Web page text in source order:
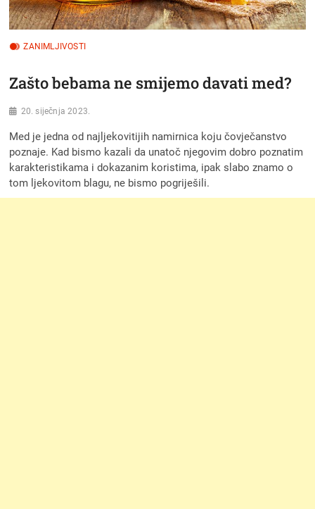
ZANIMLJIVOSTI
Zašto bebama ne smijemo davati med?
20. siječnja 2023.
Med je jedna od najljekovitijih namirnica koju čovječanstvo
poznaje. Kad bismo kazali da unatoč njegovim dobro poznatim
karakteristikama i dokazanim koristima, ipak slabo znamo o
tom ljekovitom blagu, ne bismo pogriješili.